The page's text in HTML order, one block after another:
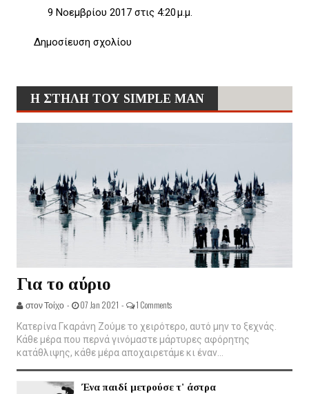
9 Νοεμβρίου 2017 στις 4:20 μ.μ.
Δημοσίευση σχολίου
Η ΣΤΗΛΗ ΤΟΥ SIMPLE MAN
Για το αύριο
στον Τοίχο - 07 Jan 2021 - 1 Comments
Κατερίνα Γκαράνη Ζούμε το χειρότερο, αυτό μην το ξεχνάς.
Κάθε μέρα που περνά γινόμαστε μάρτυρες αφόρητης
κατάθλιψης, κάθε μέρα αποχαιρετάμε κι έναν...
Ένα παιδί μετρούσε τ' άστρα